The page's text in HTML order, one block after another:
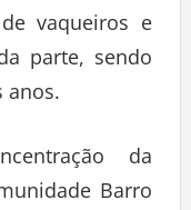
vaqueiros e
parte, sendo
anos.
da
Barro